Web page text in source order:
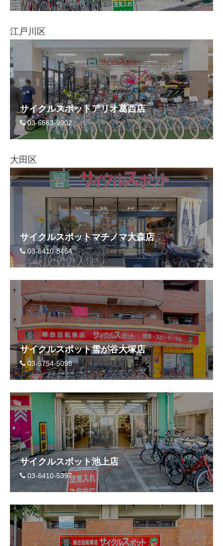
特集
メディア
求人情報
募集中の求人情報
法人様
法人様向け割引
その他
お問い合わせ
会社概要
個人情報保護
江戸川区
サイクルスポットアリオ葛西店
03-6663-9902
大田区
サイクルスポットマチノマ大森店
03-6410-8464
サイクルスポット雪が谷大塚店
03-5754-5098
サイクルスポット池上店
03-6410-5397